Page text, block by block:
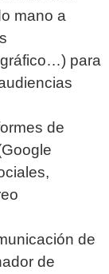
mano a
para
de
de
de